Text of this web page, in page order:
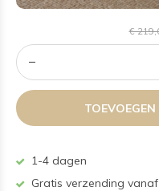
€
1-4 dagen
Gratis verzending